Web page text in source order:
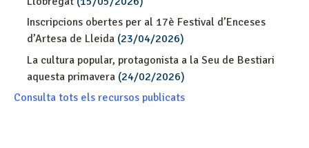
Inscripcions obertes per al 17è Festival d’Enceses
d’Artesa de Lleida (23/04/2026)
La cultura popular, protagonista a la Seu de Bestiari
aquesta primavera (24/02/2026)
Consulta tots els recursos publicats